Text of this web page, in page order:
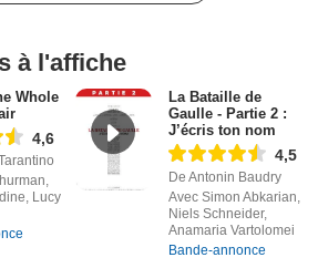
à l'affiche
Whole
4,6
Lucy
La Bataille de
Gaulle - Partie 2 :
J’écris ton nom
4,5
De Antonin Baudry
Avec Simon Abkarian,
Niels Schneider,
Anamaria Vartolomei
Bande-annonce